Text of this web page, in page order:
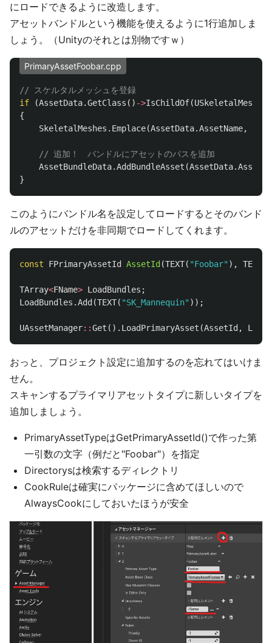
にロードできるように改造します。
アセットバンドルという機能を使えるように1行追加しま
しょう。（Unityのそれとは別物ですｗ）
PrimaryAssetFoobar.cpp
// スケルタルメッシュを登録
if
(AssetData.GetClass () ->IsChildOf(USkeletalMesh
{
SkeletalMeshes . Emplace(AssetData.AssetName,
// 追加！　バンドルにアセットのパスを追加
AssetBundleData.AddBundleAsset (AssetData.
}
このようにバンドル名を設定してロードするとそのバンド
ルのアセットだけを非同期でロードしてくれます。
const FPrimaryAssetId AssetId (TEXT( "Foobar" ), TEXT
TArray<FName> LoadBundles ;
LoadBundles .Add (TEXT( "SK_Mannequin" ));
UAssetManager::Get (). LoadPrimaryAsset (AssetId ,
おっと、プロジェクト設定に追加するのを忘れてはいけま
せん。
スキャンするプライマリアセットタイプに新しいタイプを
追加しましょう。
PrimaryAssetTypeはGetPrimaryAssetId()で作った第
一引数の文字（例だと"Foobar"）を指定
Directorysは検索するディレクトリ
CookRuleは確実にパッケージに含めてほしいので
AlwaysCookにしておいたほうが安全